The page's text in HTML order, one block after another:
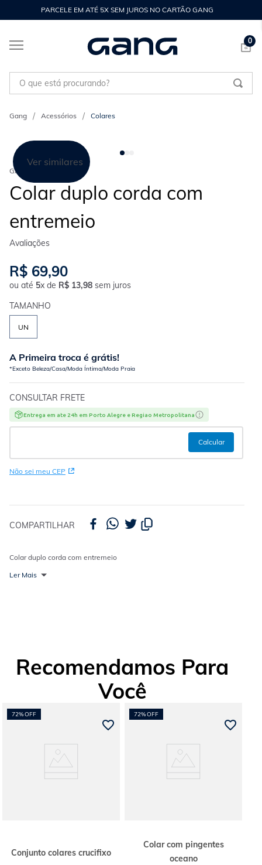
PARCELE EM ATÉ 5X SEM JUROS NO CARTÃO GANG
0
O que está procurando?
Acessórios Colares
Ver similares
GANG
Colar duplo corda com
entremeio
R$ 69,90
ou até 5x de R$ 13,98 sem juros
TAMANHO
UN
A Primeira troca é grátis!
*Exceto Beleza/Casa/Moda Íntima/Moda Praia
CONSULTAR FRETE
Entrega em ate 24h em Porto Alegre e Regiao Metropolitana
Não sei meu CEP
COMPARTILHAR
Colar duplo corda com entremeio
Ler Mais
Recomendamos Para
Você
72%OFF
Conjunto colares crucifixo
72%OFF
Colar com pingentes
oceano